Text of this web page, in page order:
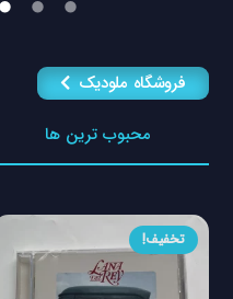
فروشگاه ملودیک
محبوب ترین ها
تخفیف!